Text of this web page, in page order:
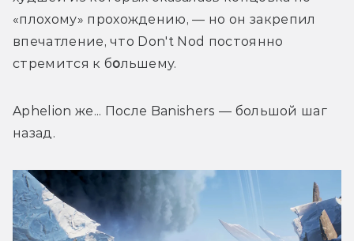
«плохому» прохождению, — но он закрепил
впечатление, что Don't Nod постоянно
стремится к большему.
Aphelion же... После Banishers — большой шаг
назад.